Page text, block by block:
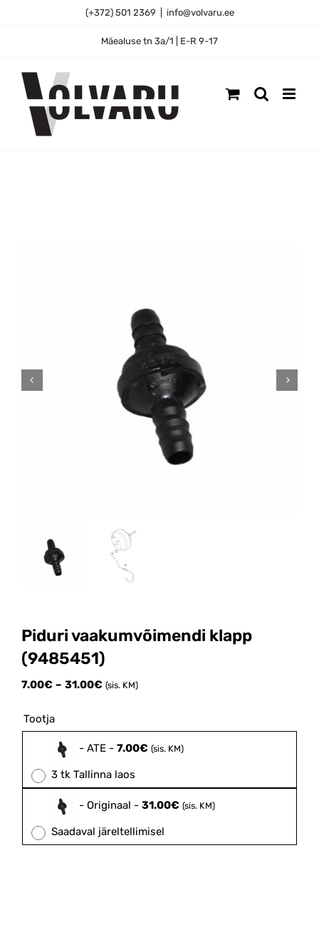
(+372) 501 2369 info@volvaru.ee
Mäealuse tn 3a/1 | E-R 9-17
Piduri vaakumvõimendi klapp
(9485451)
7.00€ – 31.00€ Price
through
31.00€
(sis. KM)
Tootja
- ATE - 7.00€ (sis. KM)
3 tk Tallinna laos
- Originaal - 31.00€ (sis. KM)
Saadaval järeltellimisel